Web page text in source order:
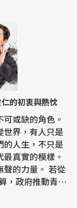
的初衷與熱忱
或缺的角色。
世界，有人只是
的人生，不只是
真實的模樣。
力量。 若從
，政府推動青年